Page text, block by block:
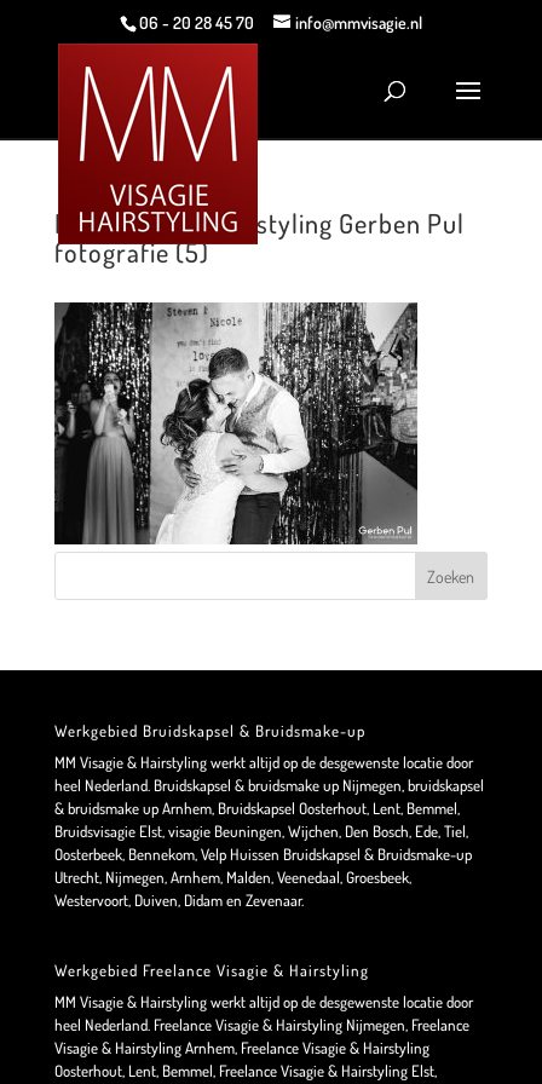
06 - 20 28 45 70 info@mmvisagie.nl
MM Visagie & Hairstyling Gerben Pul
fotografie (5)
Werkgebied Bruidskapsel & Bruidsmake-up
MM Visagie & Hairstyling werkt altijd op de desgewenste locatie door
heel Nederland. Bruidskapsel & bruidsmake up Nijmegen, bruidskapsel
& bruidsmake up Arnhem, Bruidskapsel Oosterhout, Lent, Bemmel,
Bruidsvisagie Elst, visagie Beuningen, Wijchen, Den Bosch, Ede, Tiel,
Oosterbeek, Bennekom, Velp Huissen Bruidskapsel & Bruidsmake-up
Utrecht, Nijmegen, Arnhem, Malden, Veenedaal, Groesbeek,
Westervoort, Duiven, Didam en Zevenaar.
Werkgebied Freelance Visagie & Hairstyling
MM Visagie & Hairstyling werkt altijd op de desgewenste locatie door
heel Nederland. Freelance Visagie & Hairstyling Nijmegen, Freelance
Visagie & Hairstyling Arnhem, Freelance Visagie & Hairstyling
Oosterhout, Lent, Bemmel, Freelance Visagie & Hairstyling Elst,